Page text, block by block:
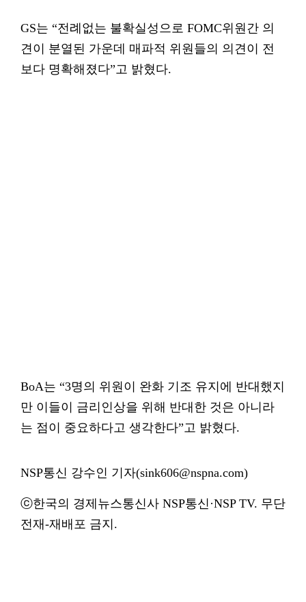
GS는 “전례없는 불확실성으로 FOMC위원간 의
견이 분열된 가운데 매파적 위원들의 의견이 전
보다 명확해졌다”고 밝혔다.
BoA는 “3명의 위원이 완화 기조 유지에 반대했지
만 이들이 금리인상을 위해 반대한 것은 아니라
는 점이 중요하다고 생각한다”고 밝혔다.
NSP통신 강수인 기자(sink606@nspna.com)
ⓒ한국의 경제뉴스통신사 NSP통신·NSP TV. 무단
전재-재배포 금지.